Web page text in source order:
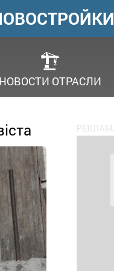
НОВОСТИ ОТРАСЛИ